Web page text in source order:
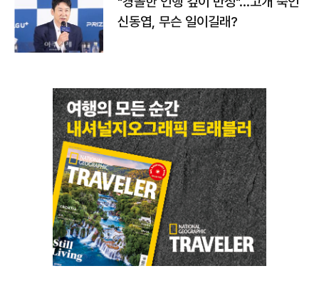
신동엽, 무슨 일이길래?